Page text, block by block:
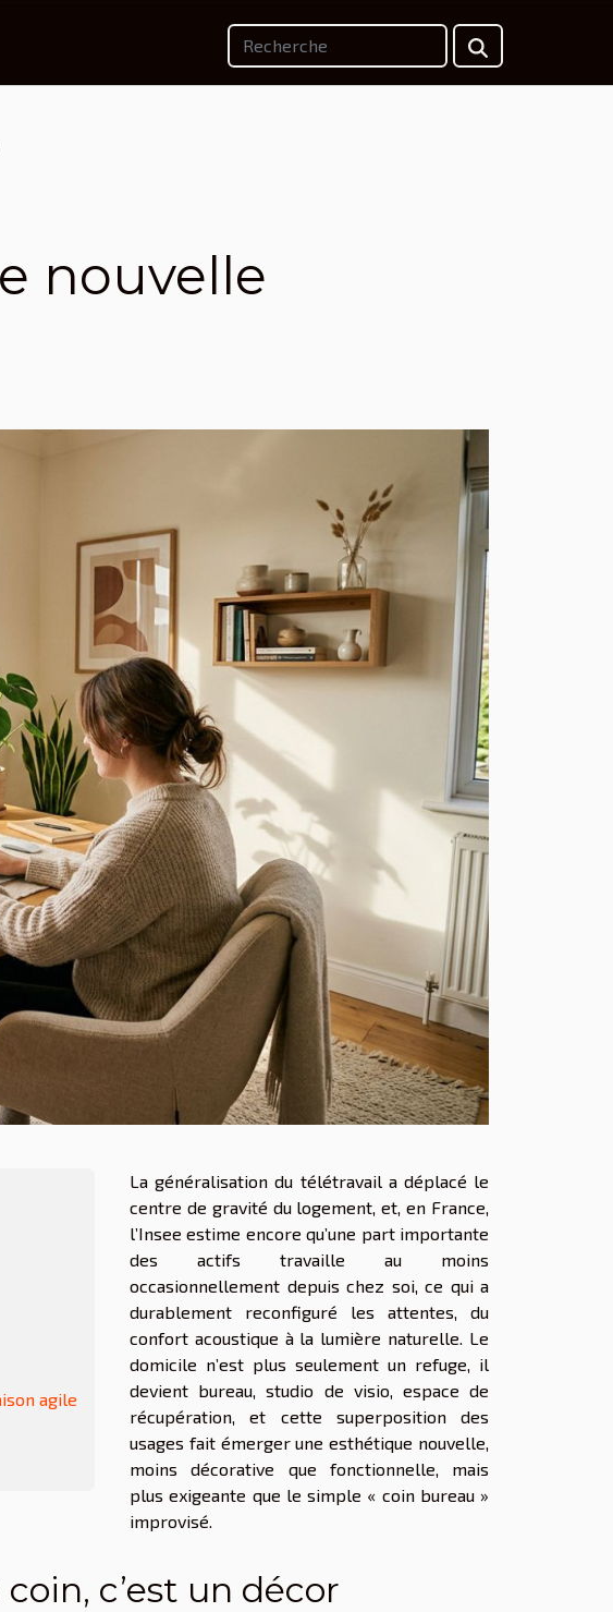
nouvelle
agile
La généralisation du télétravail a déplacé le
centre de gravité du logement, et, en France,
l’Insee estime encore qu’une part importante
des actifs travaille au moins
occasionnellement depuis chez soi, ce qui a
durablement reconfiguré les attentes, du
confort acoustique à la lumière naturelle. Le
domicile n’est plus seulement un refuge, il
devient bureau, studio de visio, espace de
récupération, et cette superposition des
usages fait émerger une esthétique nouvelle,
moins décorative que fonctionnelle, mais
plus exigeante que le simple « coin bureau »
improvisé.
c’est un décor